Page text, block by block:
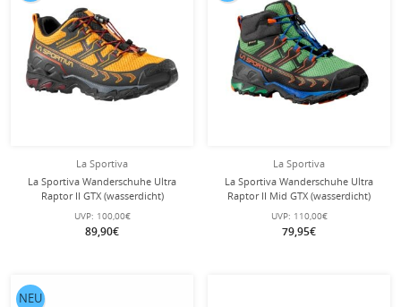
La Sportiva
La Sportiva Wanderschuhe Ultra
Raptor II GTX (wasserdicht)
schwarz/gelb Kinder
UVP: 100,00€
89,90€
La Sportiva
La Sportiva Wanderschuhe Ultra
Raptor II Mid GTX (wasserdicht)
grün/carbongrau Kinder
UVP: 110,00€
79,95€
NEU